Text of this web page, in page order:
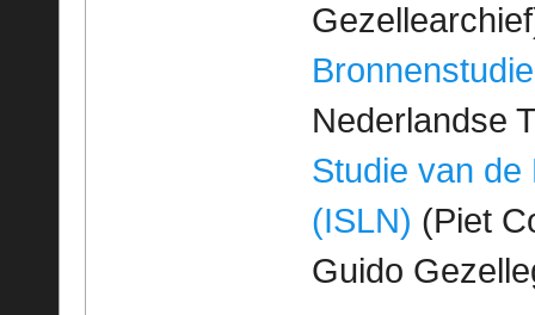
Bronnenstudie
Nederlandse
Studie van de
(ISLN) (Piet
Guido